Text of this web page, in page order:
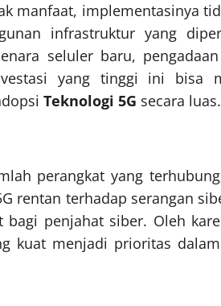
manfaat, implementasinya
infrastruktur yang
seluler baru,
yang tinggi ini bisa
Teknologi 5G secara luas.
perangkat yang
rentan terhadap serangan
penjahat siber. Oleh
kuat menjadi prioritas